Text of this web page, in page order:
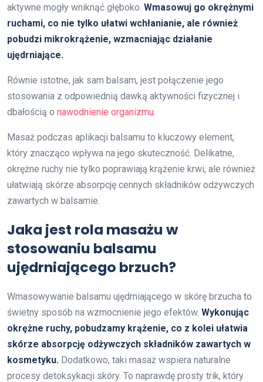
aktywne mogły wniknąć głęboko. Wmasowuj go okrężnymi
ruchami, co nie tylko ułatwi wchłanianie, ale również
pobudzi mikrokrążenie, wzmacniając działanie
ujędrniające.
Równie istotne, jak sam balsam, jest połączenie jego
stosowania z odpowiednią dawką aktywności fizycznej i
dbałością o nawodnienie organizmu.
Masaż podczas aplikacji balsamu to kluczowy element,
który znacząco wpływa na jego skuteczność. Delikatne,
okrężne ruchy nie tylko poprawiają krążenie krwi, ale również
ułatwiają skórze absorpcję cennych składników odżywczych
zawartych w balsamie.
Jaka jest rola masażu w
stosowaniu balsamu
ujędrniającego brzuch?
Wmasowywanie balsamu ujędrniającego w skórę brzucha to
świetny sposób na wzmocnienie jego efektów. Wykonując
okrężne ruchy, pobudzamy krążenie, co z kolei ułatwia
skórze absorpcję odżywczych składników zawartych w
kosmetyku. Dodatkowo, taki masaż wspiera naturalne
procesy detoksykacji skóry. To naprawdę prosty trik, który